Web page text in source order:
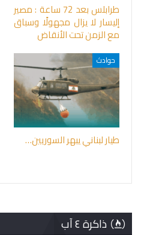
طرابلس بعد 72 ساعة : مصير
إليسار لا يزال مجهولًا وسباق
مع الزمن تحت الأنقاض
حوادث
طيار لبناني يبهر السوريين…
ذاكرة ٤ آب